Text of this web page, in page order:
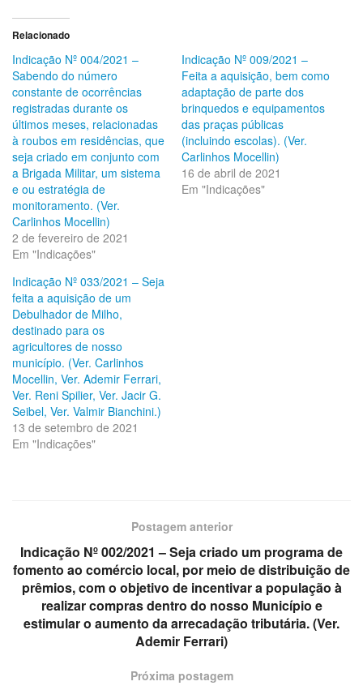
Relacionado
Indicação Nº 004/2021 –
Sabendo do número
constante de ocorrências
registradas durante os
últimos meses, relacionadas
à roubos em residências, que
seja criado em conjunto com
a Brigada Militar, um sistema
e ou estratégia de
monitoramento. (Ver.
Carlinhos Mocellin)
2 de fevereiro de 2021
Em "Indicações"
Indicação Nº 009/2021 –
Feita a aquisição, bem como
adaptação de parte dos
brinquedos e equipamentos
das praças públicas
(incluindo escolas). (Ver.
Carlinhos Mocellin)
16 de abril de 2021
Em "Indicações"
Indicação Nº 033/2021 – Seja
feita a aquisição de um
Debulhador de Milho,
destinado para os
agricultores de nosso
município. (Ver. Carlinhos
Mocellin, Ver. Ademir Ferrari,
Ver. Reni Spilier, Ver. Jacir G.
Seibel, Ver. Valmir Bianchini.)
13 de setembro de 2021
Em "Indicações"
Postagem anterior
Indicação Nº 002/2021 – Seja criado um programa de
fomento ao comércio local, por meio de distribuição de
prêmios, com o objetivo de incentivar a população à
realizar compras dentro do nosso Município e
estimular o aumento da arrecadação tributária. (Ver.
Ademir Ferrari)
Próxima postagem